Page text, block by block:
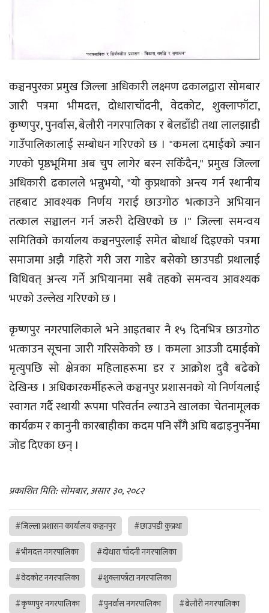
कञ्चनपुरका प्रमुख जिल्ला अधिकारी लक्ष्मण ढकालद्वारा सोमबार
जारी पत्रमा भीमदत्त, दोधाराचाँदनी, वेदकोट, शुक्लाफाँटा,
कृष्णपुर, पुनर्वास, बेलौरी नगरपालिका र बेलडाँडी तथा लालझाडी
गाउँपालिकालाई सम्बोधन गरिएको छ । "कमला दमाईको ज्यान
गएको पृष्ठभूमिमा अब चुप लागेर बस्न सकिँदैन," प्रमुख जिल्ला
अधिकारी ढकालले भन्नुभयो, "यो कुप्रथाको अन्त्य गर्न स्थानीय
तहबाट आवश्यक निर्णय गराई छाउगोठ भत्काउने अभियान
तत्काल सञ्चालन गर्न जरुरी देखिएको छ ।" जिल्ला समन्वय
समितिको कार्यालय कञ्चनपुरलाई समेत बोधार्थ दिइएको पत्रमा
समाजमा अझै गहिरो गरी जरा गाडेर बसेको छाउपडी प्रथालाई
विधिवत् अन्त्य गर्ने अभियानमा सबै तहको समन्वय आवश्यक
भएको उल्लेख गरिएको छ ।
कृष्णपुर नगरपालिकाले भने आइतबार नै १५ दिनभित्र छाउगोठ
भत्काउन सूचना जारी गरिसकेको छ । कमला आउजी दमाईको
मृत्युपछि सो क्षेत्रका महिलाहरूमा डर र आक्रोश दुवै बढेको
देखिन्छ । अधिकारकर्मीहरूले कञ्चनपुर प्रशासनको यो निर्णयलाई
स्वागत गर्दै स्थायी रूपमा परिवर्तन ल्याउने खालका चेतनामूलक
कार्यक्रम र कानुनी कारबाहीका कदम पनि सँगै अघि बढाइनुपर्नेमा
जोड दिएका छन् ।
प्रकाशित मिति: सोमबार, असार ३०, २०८२
#जिल्ला प्रशासन कार्यालय कञ्चनपुर
#छाउपडी कुप्रथा
#भीमदत्त नगरपालिका
#दोधारा चाँदनी नगरपालिका
#वेदकोट नगरपालिका
#शुक्लाफाँटा नगरपालिका
#कृष्णपुर नगरपालिका
#पुनर्वास नगरपालिका #बेलौरी नगरपालिका